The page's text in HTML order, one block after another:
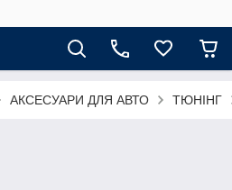
АКСЕСУАРИ ДЛЯ АВТО ТЮНІНГ